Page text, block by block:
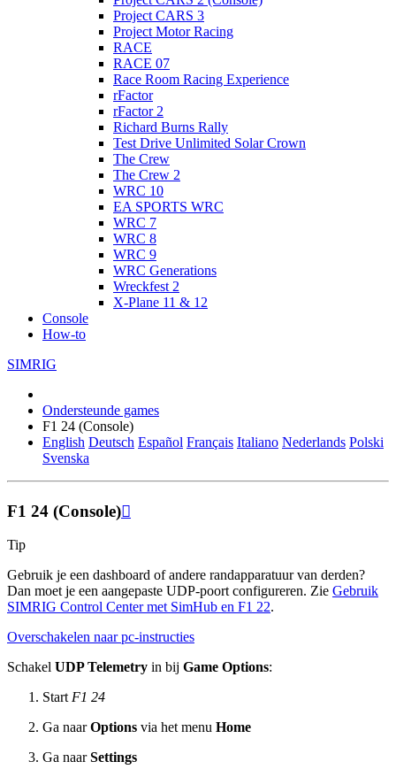
Project CARS 3
Project Motor Racing
RACE
RACE 07
Race Room Racing Experience
rFactor
rFactor 2
Richard Burns Rally
Test Drive Unlimited Solar Crown
The Crew
The Crew 2
WRC 10
EA SPORTS WRC
WRC 7
WRC 8
WRC 9
WRC Generations
Wreckfest 2
X-Plane 11 & 12
Console
How-to
SIMRIG
Ondersteunde games
F1 24 (Console)
English Deutsch Español Français Italiano Nederlands Polski
Svenska
F1 24 (Console)
Tip
Gebruik je een dashboard of andere randapparatuur van derden?
Dan moet je een aangepaste UDP-poort configureren. Zie Gebruik
SIMRIG Control Center met SimHub en F1 22.
Overschakelen naar pc-instructies
Schakel UDP Telemetry in bij Game Options:
StartF1 24
Ga naarOptions via het menu Home
Ga naarSettings